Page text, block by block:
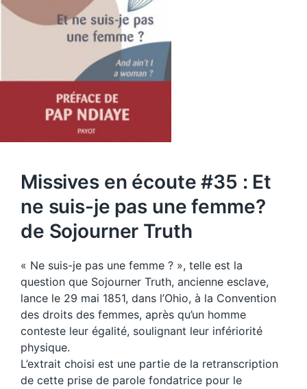
Missives en écoute #35 : Et
ne suis-je pas une femme?
de Sojourner Truth
« Ne suis-je pas une femme ? », telle est la
question que Sojourner Truth, ancienne esclave,
lance le 29 mai 1851, dans l’Ohio, à la Convention
des droits des femmes, après qu’un homme
conteste leur égalité, soulignant leur infériorité
physique.
L’extrait choisi est une partie de la retranscription
de cette prise de parole fondatrice pour le